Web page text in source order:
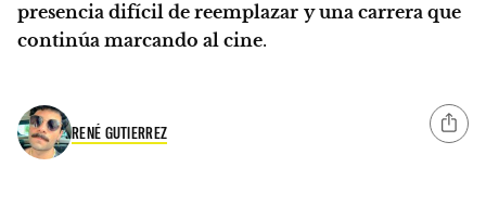
presencia difícil de reemplazar y una carrera que
continúa marcando al cine.
RENÉ GUTIERREZ